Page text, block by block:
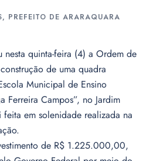
, PREFEITO DE ARARAQUARA
quinta-feira (4) a Ordem de
de uma quadra
Municipal de Ensino
Ferreira Campos”, no Jardim
feita em solenidade realizada na
de R$ 1.225.000,00,